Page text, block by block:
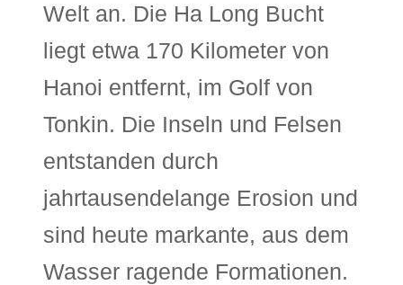
Welt an. Die Ha Long Bucht
liegt etwa 170 Kilometer von
Hanoi entfernt, im Golf von
Tonkin. Die Inseln und Felsen
entstanden durch
jahrtausendelange Erosion und
sind heute markante, aus dem
Wasser ragende Formationen.